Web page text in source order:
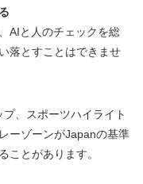
AIと人のチェックを総
落とすことはできませ
、スポーツハイライト
ーゾーンがJapanの基準
ことがあります。